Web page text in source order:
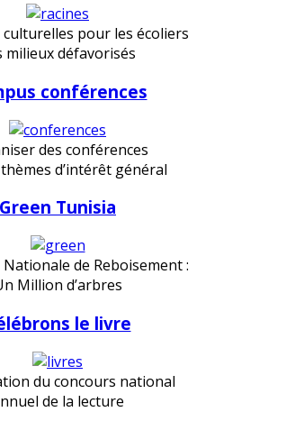
culturelles pour les écoliers
milieux défavorisés
conférences
des conférences
d’intérêt général
Green Tunisia
de Reboisement :
Million d’arbres
le livre
du concours national
de la lecture